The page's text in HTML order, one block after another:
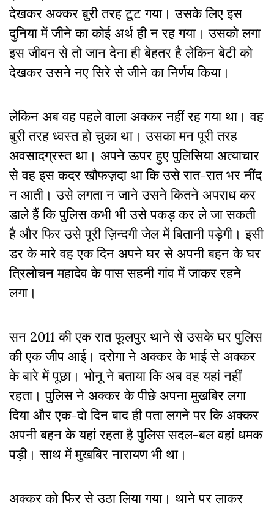
देखकर अक्कर बुरी तरह टूट गया। उसके लिए इस
दुनिया में जीने का कोई अर्थ ही न रह गया। उसको लगा
इस जीवन से तो जान देना ही बेहतर है लेकिन बेटी को
देखकर उसने नए सिरे से जीने का निर्णय किया।
लेकिन अब वह पहले वाला अक्कर नहीं रह गया था। वह
बुरी तरह ध्वस्त हो चुका था। उसका मन पूरी तरह
अवसादग्रस्त था। अपने ऊपर हुए पुलिसिया अत्याचार
से वह इस कदर खौफज़दा था कि उसे रात-रात भर नींद
न आती। उसे लगता न जाने उसने कितने अपराध कर
डाले हैं कि पुलिस कभी भी उसे पकड़ कर ले जा सकती
है और फिर उसे पूरी ज़िन्दगी जेल में बितानी पड़ेगी। इसी
डर के मारे वह एक दिन अपने घर से अपनी बहन के घर
त्रिलोचन महादेव के पास सहनी गांव में जाकर रहने
लगा।
सन 2011 की एक रात फूलपुर थाने से उसके घर पुलिस
की एक जीप आई। दरोगा ने अक्कर के भाई से अक्कर
के बारे में पूछा। भोनू ने बताया कि अब वह यहां नहीं
रहता। पुलिस ने अक्कर के पीछे अपना मुखबिर लगा
दिया और एक-दो दिन बाद ही पता लगने पर कि अक्कर
अपनी बहन के यहां रहता है पुलिस सदल-बल वहां धमक
पड़ी। साथ में मुखबिर नारायण भी था।
अक्कर को फिर से उठा लिया गया। थाने पर लाकर